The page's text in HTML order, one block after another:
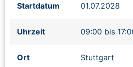
Startdatum 01.07.2028
Uhrzeit 09:00 bis
Ort Stuttgart